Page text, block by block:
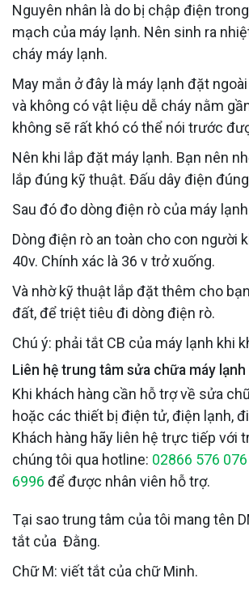
Nguyên nhân là do bị chập điện
mạch của máy lạnh. Nên sinh ra
cháy máy lạnh.
May mắn ở đây là máy lạnh đặt
và không có vật liệu dễ cháy nằm
không sẽ rất khó có thể nói trước
Nên khi lắp đặt máy lạnh. Bạn nên
lắp đúng kỹ thuật. Đấu dây điện
Sau đó đo dòng điện rò của máy
Dòng điện rò an toàn cho con người
40v. Chính xác là 36 v trở xuống.
Và nhờ kỹ thuật lắp đặt thêm cho
đất, để triệt tiêu đi dòng điện rò.
Chú ý: phải tắt CB của máy lạnh khi
Liên hệ trung tâm sửa chữa máy lạnh
Khi khách hàng cần hỗ trợ về sửa
hoặc các thiết bị điện tử, điện lạnh,
Khách hàng hãy liên hệ trực tiếp với
chúng tôi qua hotline: 02866 576 076
6996 để được nhân viên hỗ trợ.
Tại sao trung tâm của tôi mang tên
tắt của Đằng.
Chữ M: viết tắt của chữ Minh.